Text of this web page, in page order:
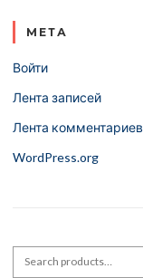
МЕТА
Войти
Лента записей
Лента комментариев
WordPress.org
Search for: